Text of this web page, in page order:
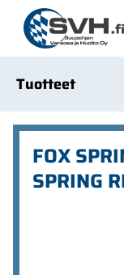
Siirry
Tuotteet
FOX
SPRING